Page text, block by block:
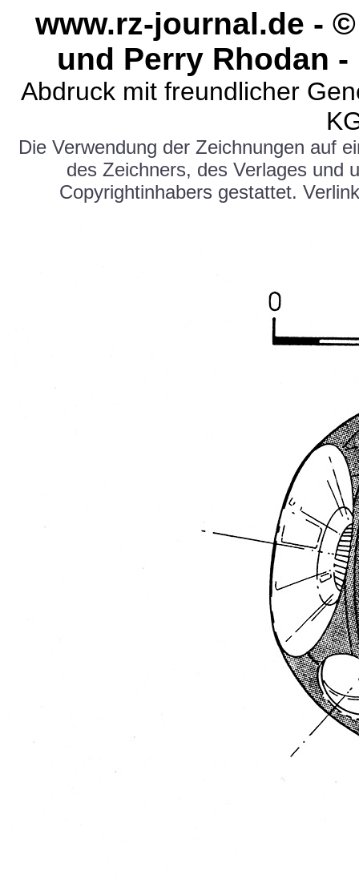
www.rz-journal.de -
und Perry Rhodan
Abdruck mit freundlicher
Die Verwendung der Zeichnungen auf
des Zeichners, des Verlages und
Copyrightinhabers gestattet.